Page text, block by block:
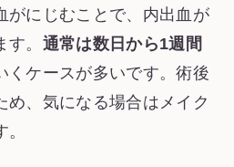
がにじむことで、内出血が
。 通常は数日から1週間
くケースが多いです。術後
め、気になる場合はメイク